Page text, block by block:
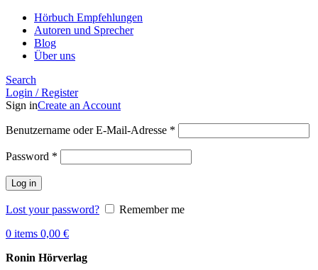
Hörbuch Empfehlungen
Autoren und Sprecher
Blog
Über uns
Search
Login / Register
Sign inCreate an Account
Benutzername oder E-Mail-Adresse *
Password *
Log in
Lost your password?
Remember me
0 items 0,00 €
Ronin Hörverlag